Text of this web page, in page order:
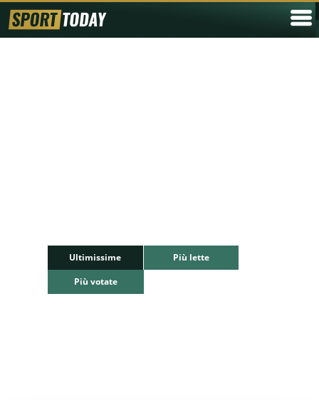
Ultimissime
Più lette
Più votate